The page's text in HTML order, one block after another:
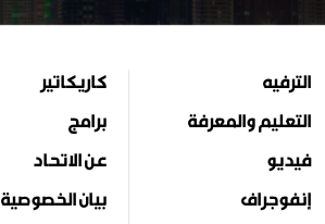
الترفيه
التعليم والمعرفة
فيديو
إنفوجراف
كاريكاتير
برامج
عن الاتحاد
بيان الخصوصية